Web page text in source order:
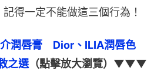
得一定不能做這三個行為！
潤唇膏　Dior、ILIA潤唇色
之選 （點擊放大瀏覽）▼▼▼